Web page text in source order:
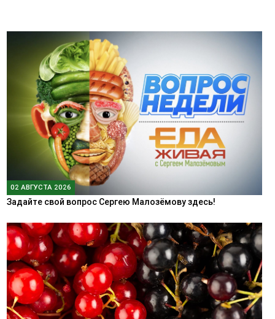
02 АВГУСТА 2026
Задайте свой вопрос Сергею Малозёмову здесь!